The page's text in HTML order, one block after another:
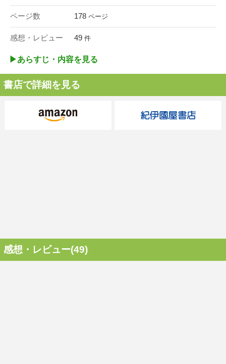
ページ数 178 ページ
感想・レビュー 49 件
▶︎あらすじ・内容を見る
書店で詳細を見る
感想・レビュー(49)